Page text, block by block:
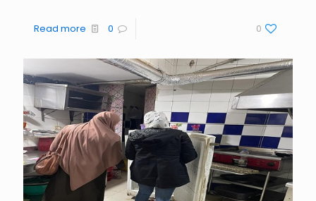
0
0
Read more